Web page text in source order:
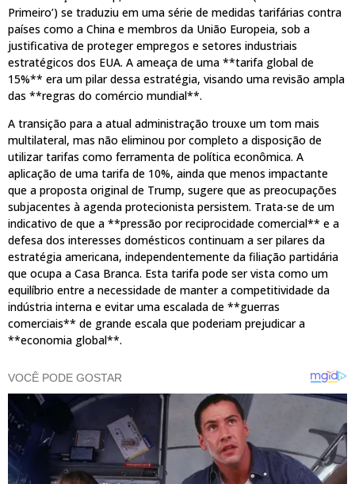
Primeiro’) se traduziu em uma série de medidas tarifárias contra
países como a China e membros da União Europeia, sob a
justificativa de proteger empregos e setores industriais
estratégicos dos EUA. A ameaça de uma **tarifa global de
15%** era um pilar dessa estratégia, visando uma revisão ampla
das **regras do comércio mundial**.
A transição para a atual administração trouxe um tom mais
multilateral, mas não eliminou por completo a disposição de
utilizar tarifas como ferramenta de política econômica. A
aplicação de uma tarifa de 10%, ainda que menos impactante
que a proposta original de Trump, sugere que as preocupações
subjacentes à agenda protecionista persistem. Trata-se de um
indicativo de que a **pressão por reciprocidade comercial** e a
defesa dos interesses domésticos continuam a ser pilares da
estratégia americana, independentemente da filiação partidária
que ocupa a Casa Branca. Esta tarifa pode ser vista como um
equilíbrio entre a necessidade de manter a competitividade da
indústria interna e evitar uma escalada de **guerras
comerciais** de grande escala que poderiam prejudicar a
**economia global**.